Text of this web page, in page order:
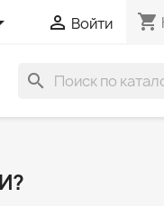
 Войти shopping_cart
search